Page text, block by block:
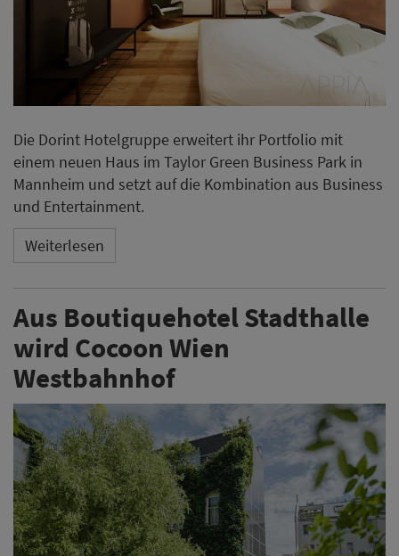
Die Dorint Hotelgruppe erweitert ihr Portfolio mit
einem neuen Haus im Taylor Green Business Park in
Mannheim und setzt auf die Kombination aus Business
und Entertainment.
Weiterlesen
Aus Boutiquehotel Stadthalle
wird Cocoon Wien
Westbahnhof